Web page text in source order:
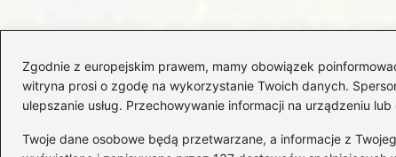
Zgodnie z europejskim prawem, mamy obowiązek
witryna prosi o zgodę na wykorzystanie Twoich danych.
ulepszanie usług. Przechowywanie informacji na urządzeniu
Twoje dane osobowe będą przetwarzane, a informacje z